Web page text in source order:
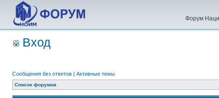
Форум
Вход
Сообщения без ответов | Активные темы
Список форумов